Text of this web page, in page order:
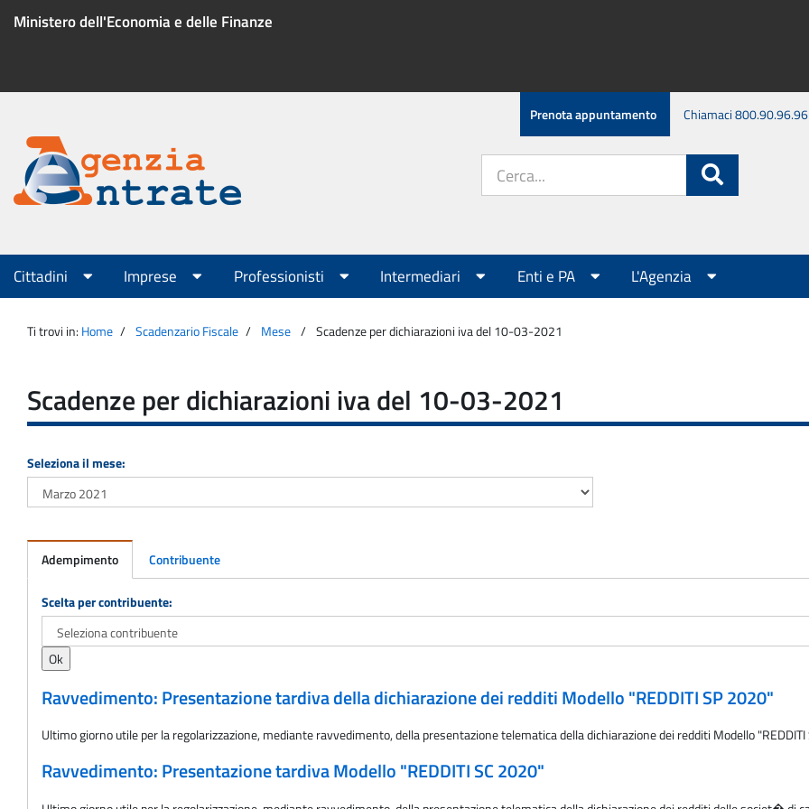
Ministero dell'Economia e delle Finanze
Menu
servizio
Prenota appuntamento Chiamaci 800.90.96.96
Agenzia
Entrate
sito:
Menu
principale
Cittadini Imprese Professionisti Intermediari Enti e PA L'Agenzia
Ti trovi in: Home Scadenzario Fiscale Mese Scadenze per dichiarazioni iva del 10-03-2021
Scadenze per dichiarazioni iva del 10-03-2021
Seleziona il mese:
Adempimento Contribuente
Adempimento
Scelta per contribuente:
Ravvedimento: Presentazione tardiva della dichiarazione dei redditi Modello "REDDITI SP 2020"
Ultimo giorno utile per la regolarizzazione, mediante ravvedimento, della presentazione telematica della dichiarazione dei redditi Modello
Ravvedimento: Presentazione tardiva Modello "REDDITI SC 2020"